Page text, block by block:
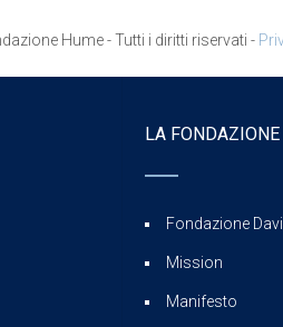
Hume - Tutti i diritti riservati -
LA FONDAZIONE
Fondazione
Mission
Manifesto